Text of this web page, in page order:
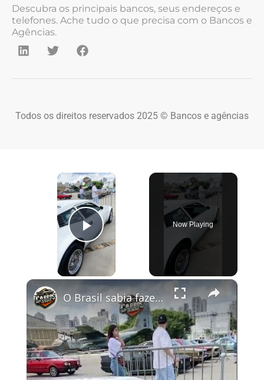
Descubra os principais bancos, seus endereços e
telefones. Ache tudo o que precisa com o Bancos e
Agências.
Todos os direitos reservados 2025 © Bancos e agências
×
Play Video
Now Playing
×
O Brasil sabia fazer carros 🙏